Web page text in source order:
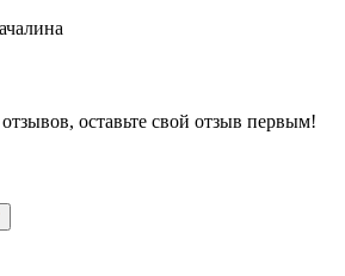
оставьте свой отзыв первым!